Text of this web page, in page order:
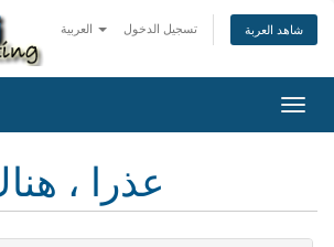
تسجيل الدخول شاهد العربة
تبديل
التنقل
عذرا ،